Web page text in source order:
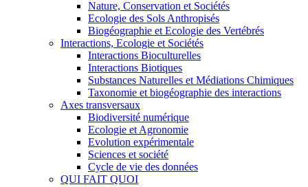
Nature, Conservation et Sociétés
Ecologie des Sols Anthropisés
Biogéographie et Ecologie des Vertébrés
Interactions, Ecologie et Sociétés
Interactions Bioculturelles
Interactions Biotiques
Substances Naturelles et Médiations Chimiques
Taxonomie et biogéographie des interactions
Axes transversaux
Biodiversité numérique
Ecologie et Agronomie
Evolution expérimentale
Sciences et société
Cycle de vie des données
QUI FAIT QUOI